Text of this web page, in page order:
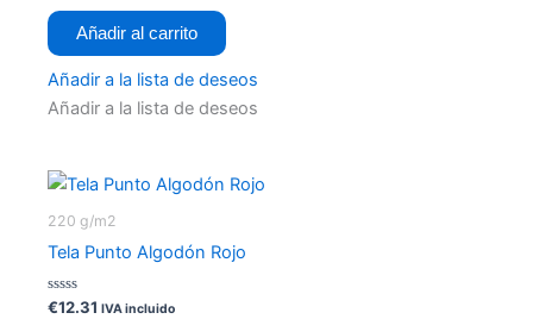
l
o
a
o
o
e
5
Añadir al carrito
Añadir a la lista de deseos
Añadir a la lista de deseos
220 g/m2
Tela Punto Algodón Rojo
V
€12.31 IVA incluido